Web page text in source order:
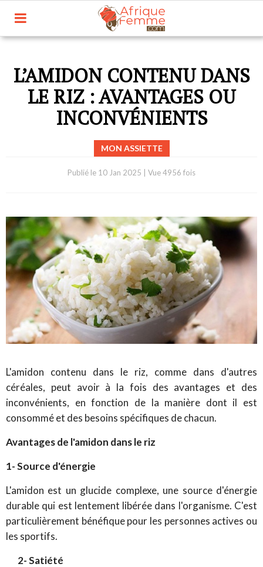
L’AMIDON CONTENU DANS
LE RIZ : AVANTAGES OU
INCONVÉNIENTS
MON ASSIETTE
Publié le 10 Jan 2025 Vue 4956 fois
L'amidon contenu dans le riz, comme dans d'autres
céréales, peut avoir à la fois des avantages et des
inconvénients, en fonction de la manière dont il est
consommé et des besoins spécifiques de chacun.
Avantages de l'amidon dans le riz
1- Source d'énergie
L'amidon est un glucide complexe, une source d'énergie
durable qui est lentement libérée dans l'organisme. C'est
particulièrement bénéfique pour les personnes actives ou
les sportifs.
2- Satiété